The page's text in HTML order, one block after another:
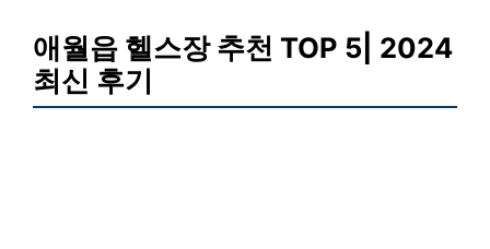
애월읍 헬스장 추천 TOP 5| 2024
최신 후기